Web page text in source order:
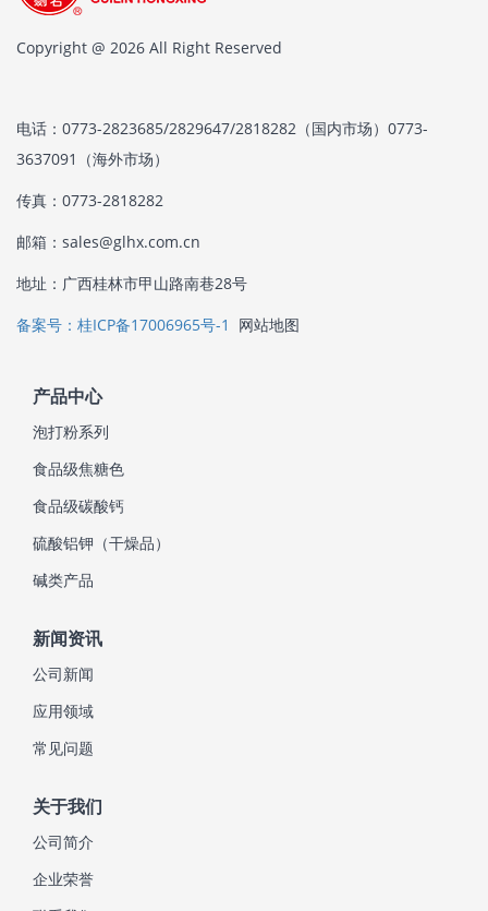
Copyright @ 2026 All Right Reserved
电话：0773-2823685/2829647/2818282（国内市场）0773-
3637091（海外市场）
传真：0773-2818282
邮箱：sales@glhx.com.cn
地址：广西桂林市甲山路南巷28号
备案号：桂ICP备17006965号-1
网站地图
产品中心
泡打粉系列
食品级焦糖色
食品级碳酸钙
硫酸铝钾（干燥品）
碱类产品
新闻资讯
公司新闻
应用领域
常见问题
关于我们
公司简介
企业荣誉